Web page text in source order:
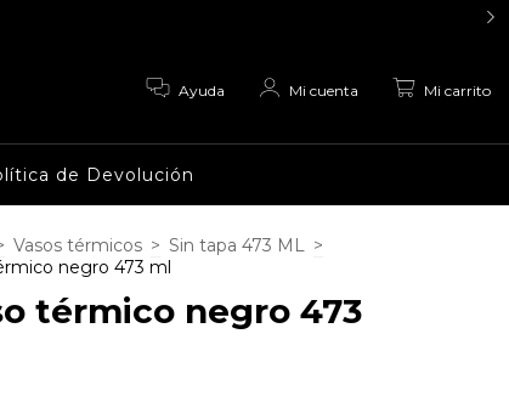
Ayuda Mi cuenta Mi carrito
de Devolución
Vasos térmicos > Sin tapa 473 ML >
negro 473 ml
térmico negro 473